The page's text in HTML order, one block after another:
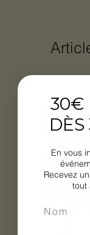
30€
En vous
Recevez
tout